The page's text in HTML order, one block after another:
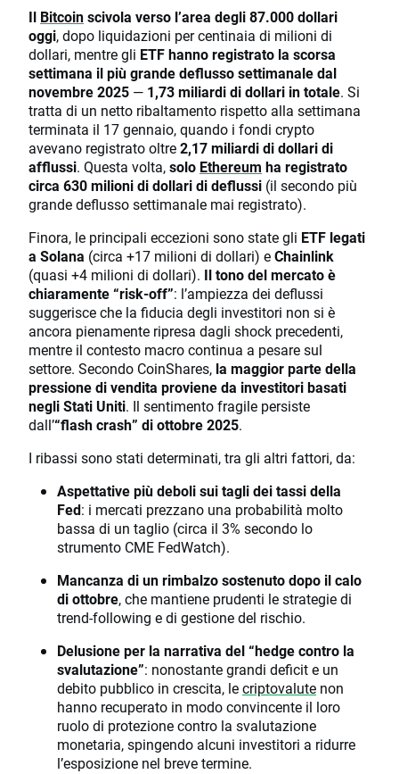
Il Bitcoinscivola verso l’area degli 87.000 dollari
oggi, dopo liquidazioni per centinaia di milioni di
dollari, mentre gli ETF hanno registrato la scorsa
settimana il più grande deflusso settimanale dal
novembre 2025 — 1,73 miliardi di dollari in totale. Si
tratta di un netto ribaltamento rispetto alla settimana
terminata il 17 gennaio, quando i fondi crypto
avevano registrato oltre2,17 miliardi di dollari di
afflussi. Questa volta,solo Ethereum ha registrato
circa 630 milioni di dollari di deflussi (il secondo più
grande deflusso settimanale mai registrato).
Finora, le principali eccezioni sono state gli ETF legati
a Solana (circa +17 milioni di dollari) eChainlink
(quasi +4 milioni di dollari). Il tono del mercato è
chiaramente “risk-off”: l’ampiezza dei deflussi
suggerisce che la fiducia degli investitori non si è
ancora pienamente ripresa dagli shock precedenti,
mentre il contesto macro continua a pesare sul
settore. Secondo CoinShares, la maggior parte della
pressione di vendita proviene da investitori basati
negli Stati Uniti. Il sentimento fragile persiste
dall’“flash crash” di ottobre 2025.
I ribassi sono stati determinati, tra gli altri fattori, da:
Aspettative più deboli sui tagli dei tassi della
Fed: i mercati prezzano una probabilità molto
bassa di un taglio (circa il 3% secondo lo
strumento CME FedWatch).
Mancanza di un rimbalzo sostenuto dopo il calo
di ottobre, che mantiene prudenti le strategie di
trend-following e di gestione del rischio.
Delusione per la narrativa del “hedge contro la
svalutazione”: nonostante grandi deficit e un
debito pubblico in crescita, lecriptovalute non
hanno recuperato in modo convincente il loro
ruolo di protezione contro la svalutazione
monetaria, spingendo alcuni investitori a ridurre
l’esposizione nel breve termine.